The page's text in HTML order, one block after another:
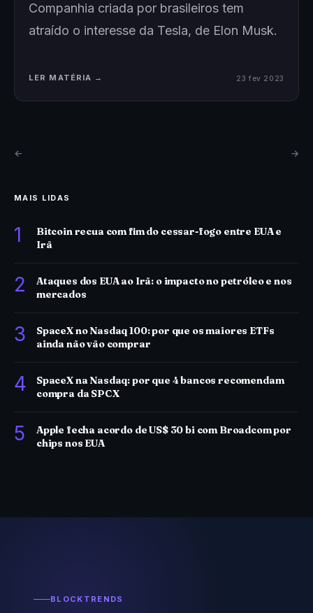
Companhia criada por brasileiros tem
atraído o interesse da Tesla, de Elon Musk.
LER MATÉRIA → 23 fev 2023
← →
MAIS LIDAS
1
Bitcoin recua com fim do cessar-fogo entre EUA e
Irã
2
Ataques dos EUA ao Irã: o impacto no petróleo e nos
mercados
3
SpaceX no Nasdaq 100: por que os maiores ETFs
ainda não vão comprar
4
SpaceX na Nasdaq: por que 4 bancos recomendam
compra da SPCX
5
Apple fecha acordo de US$ 30 bi com Broadcom por
chips nos EUA
BLOCKTRENDS